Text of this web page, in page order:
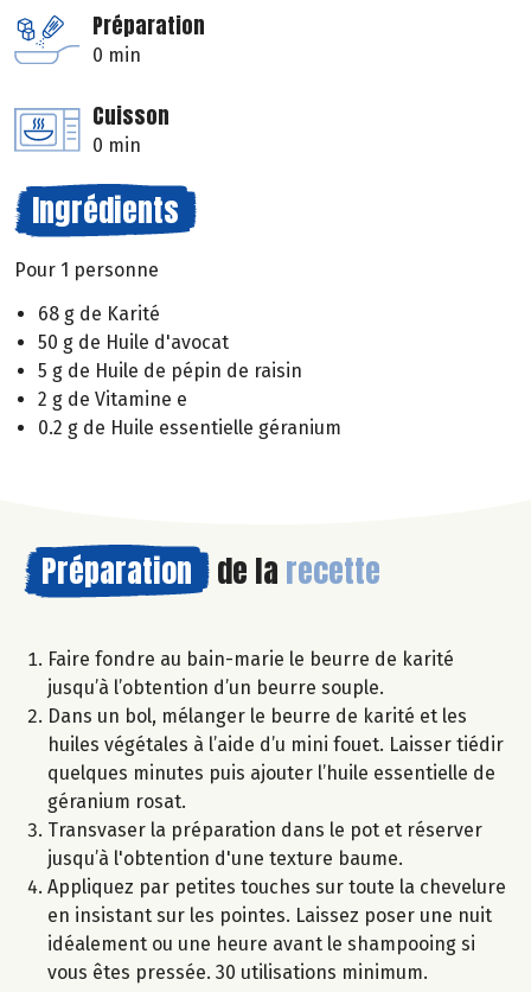
Préparation
0 min
Cuisson
0 min
Ingrédients
Pour 1 personne
68 g de Karité
50 g de Huile d'avocat
5 g de Huile de pépin de raisin
2 g de Vitamine e
0.2 g de Huile essentielle géranium
Préparation de la recette
Faire fondre au bain-marie le beurre de karité
jusqu’à l’obtention d’un beurre souple.
Dans un bol, mélanger le beurre de karité et les
huiles végétales à l’aide d’u mini fouet. Laisser tiédir
quelques minutes puis ajouter l’huile essentielle de
géranium rosat.
Transvaser la préparation dans le pot et réserver
jusqu’à l'obtention d'une texture baume.
Appliquez par petites touches sur toute la chevelure
en insistant sur les pointes. Laissez poser une nuit
idéalement ou une heure avant le shampooing si
vous êtes pressée. 30 utilisations minimum.